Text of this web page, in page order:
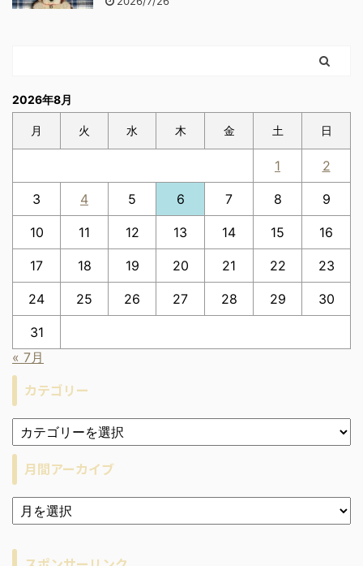
2026年8月
月 火 水 木 金 土 日
1 2
3 4 5 6 7 8 9
10 11 12 13 14 15 16
17 18 19 20 21 22 23
24 25 26 27 28 29 30
31
« 7月
カテゴリー
月間アーカイブ
ア
ー